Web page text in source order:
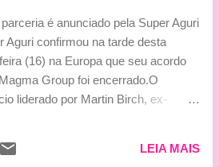
é anunciado pela Super Aguri
Aguri confirmou na tarde desta
(16) na Europa que seu acordo
Group foi encerrado.O
liderado por Martin Birch, ex-
etapa de abertura da temporada, na
LEIA MAIS